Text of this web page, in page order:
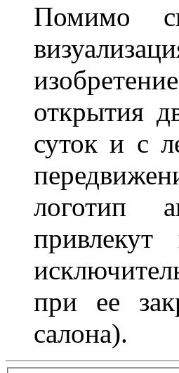
Помимо
открытия
суток и с
логотип
при ее
салона).